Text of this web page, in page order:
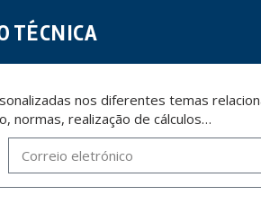
TÉCNICA
nos diferentes temas
normas, realização de cálculos…